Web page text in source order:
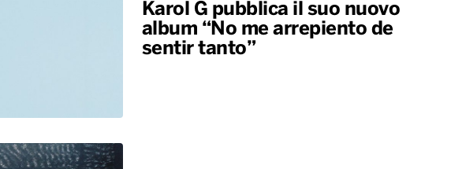
Karol G pubblica il suo nuovo
album “No me arrepiento de
sentir tanto”